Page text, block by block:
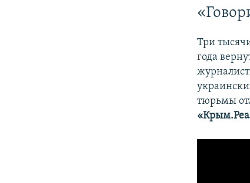
Три
года
тюрьмы